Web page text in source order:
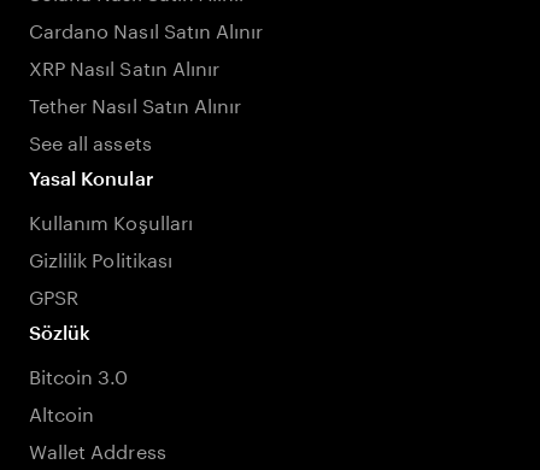
Cardano Nasıl Satın Alınır
XRP Nasıl Satın Alınır
Tether Nasıl Satın Alınır
See all assets
Yasal Konular
Kullanım Koşulları
Gizlilik Politikası
GPSR
Sözlük
Bitcoin 3.0
Altcoin
Wallet Address